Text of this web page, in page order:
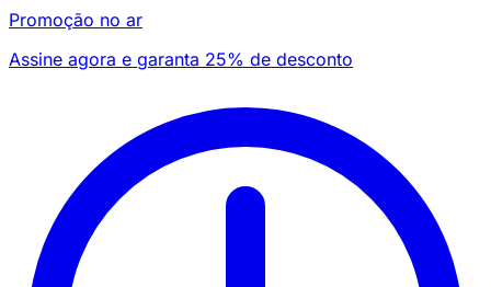
Promoção no ar
Assine agora e garanta 25% de desconto